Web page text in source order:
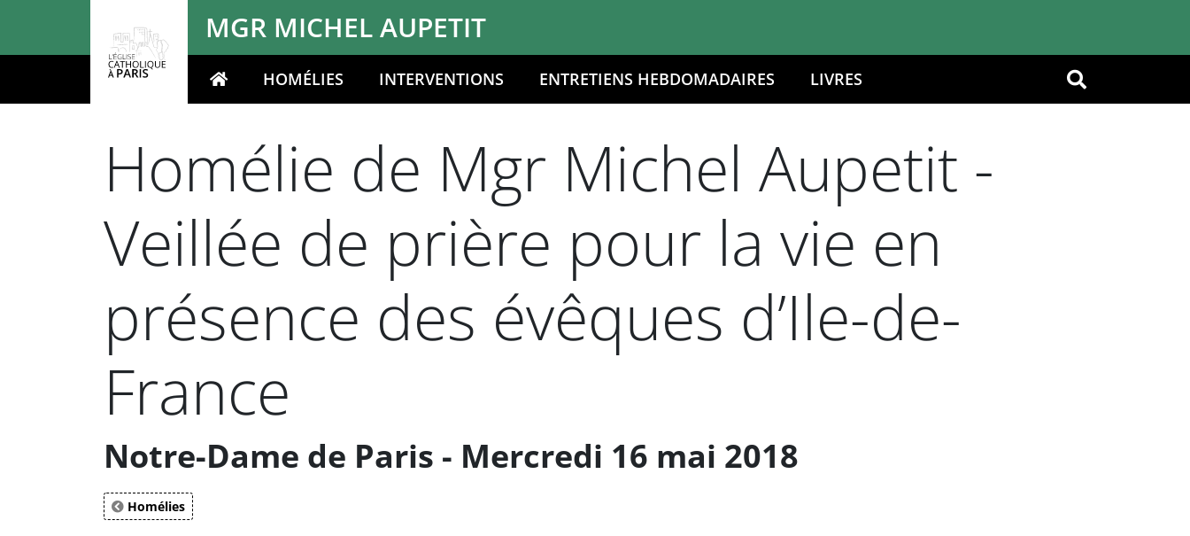
MGR MICHEL AUPETIT
Votre recherche OK
HOMÉLIES INTERVENTIONS ENTRETIENS HEBDOMADAIRES LIVRES
Homélie de Mgr Michel Aupetit -
Veillée de prière pour la vie en
présence des évêques d’Ile-de-
France
Notre-Dame de Paris - Mercredi 16 mai 2018
Homélies